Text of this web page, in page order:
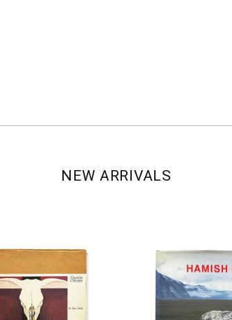
NEW ARRIVALS